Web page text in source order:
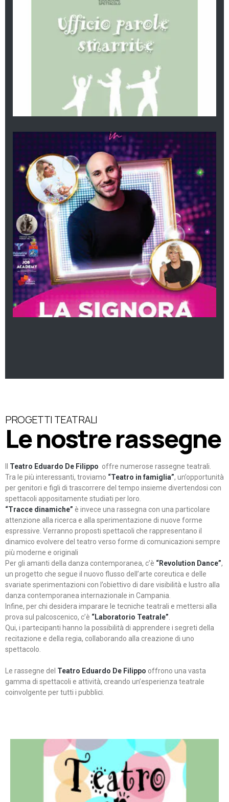
PROGETTI TEATRALI
Le nostre rassegne
Teatro Eduardo De Filippo offre numerose rassegne teatrali.
Tra le più interessanti, troviamo “Teatro in famiglia”, un’opportunità
per genitori e figli di trascorrere del tempo insieme divertendosi con
spettacoli appositamente studiati per loro.
“Tracce dinamiche” è invece una rassegna con una particolare
attenzione alla ricerca e alla sperimentazione di nuove forme
espressive. Verranno proposti spettacoli che rappresentano il
dinamico evolvere del teatro verso forme di comunicazioni sempre
più moderne e originali
Per gli amanti della danza contemporanea, c’è “Revolution Dance”,
un progetto che segue il nuovo flusso dell’arte coreutica e delle
svariate sperimentazioni con l’obiettivo di dare visibilità e lustro alla
danza contemporanea internazionale in Campania.
Infine, per chi desidera imparare le tecniche teatrali e mettersi alla
prova sul palcoscenico, c’è “Laboratorio Teatrale”
Qui, i partecipanti hanno la possibilità di apprendere i segreti della
recitazione e della regia, collaborando alla creazione di uno
spettacolo.
Le rassegne del Teatro Eduardo De Filippo offrono una vasta
gamma di spettacoli e attività, creando un’esperienza teatrale
coinvolgente per tutti i pubblici.
Continua